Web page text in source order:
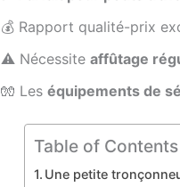
💰 Rapport qualité-prix
⚠️ Nécessite affûtage
🧤 Les équipements de
Table of Contents
Une petite